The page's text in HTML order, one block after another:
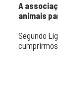
A
animais
Segundo